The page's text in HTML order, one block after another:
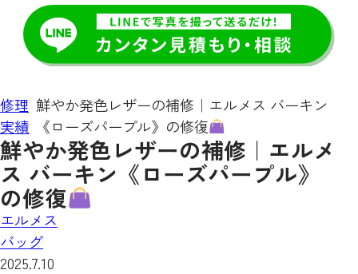
修理
実績
鮮やか発色レザーの補修｜エルメス バーキン
《ローズパープル》の修復
鮮やか発色レザーの補修｜エルメ
ス バーキン《ローズパープル》
の修復
エルメス
バッグ
2025.7.10